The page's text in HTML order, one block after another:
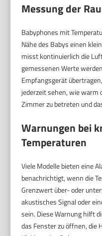
Messung der
Babyphones mit
Nähe des Babys einen
misst kontinuierlich die
gemessenen Werte
Empfangsgerät
jederzeit sehen, wie warm
Zimmer zu betreten und
Warnungen bei
Temperaturen
Viele Modelle bieten eine
benachrichtigt, wenn die
Grenzwert über- oder
akustisches Signal oder
sein. Diese Warnung hilft
das Fenster zu öffnen, die